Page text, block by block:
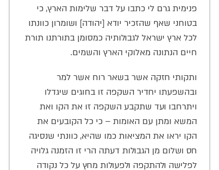
פנימית גרם לי כתבו על דבר שלימות הארץ, כי
בטוחני שאף שהזכיר יודא [יהודה] ושומרון כוונתו
לכל ארץ ישראל לגבולותיה כמסומן בתורתנו תורת
חיים הנתונה מאלוקי הארץ והשמים.
ותקותי חזקה אשר בשאר רוח אשר למר
ובהשפעתו יחדיר השקפה זו בחוגים שיגדלו
ויתרחבו ועד שתקבע השקפה זו את הקו ואת
המשא ומתן עם האומות – כי כל הקובעים את
הקו יראו את המציאות כמו שהיא, כוונתי שנסיגה
חס ושלום מן הגבולות דעתה הרי זו הזמנה גלויה
לפלישה ולהתקפה ולפעולות מחץ על כל נקודה